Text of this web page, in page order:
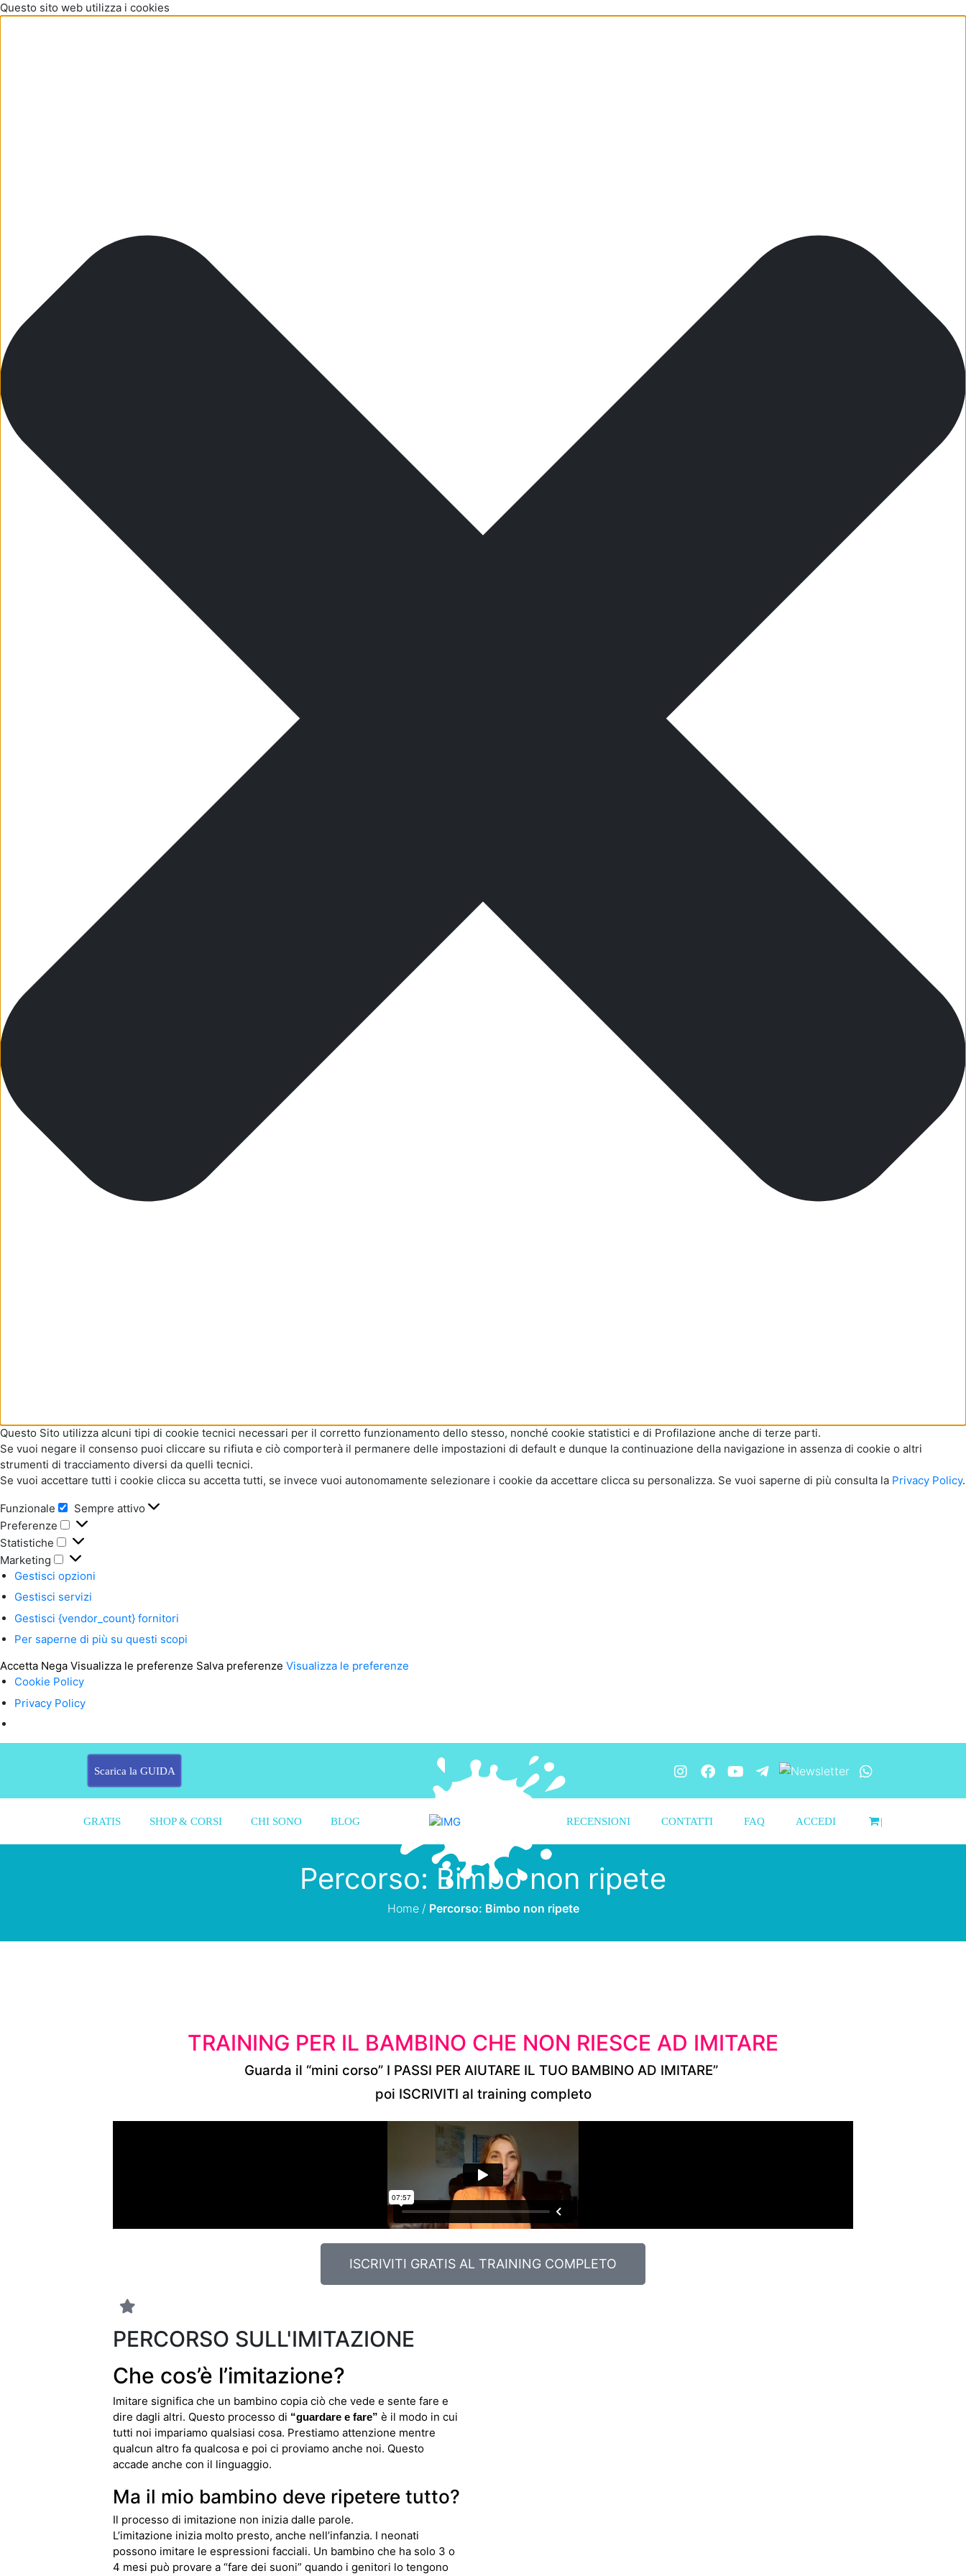
Questo sito web utilizza i cookies
Questo Sito utilizza alcuni tipi di cookie tecnici necessari per il corretto funzionamento dello stesso, nonché cookie statistici e di Profilazione anche di terze parti.
Se vuoi negare il consenso puoi cliccare su rifiuta e ciò comporterà il permanere delle impostazioni di default e dunque la continuazione della navigazione in assenza di cookie o altri
strumenti di tracciamento diversi da quelli tecnici.
Se vuoi accettare tutti i cookie clicca su accetta tutti, se invece vuoi autonomamente selezionare i cookie da accettare clicca su personalizza. Se vuoi saperne di più consulta la Privacy Policy.
Funzionale
Sempre attivo
Preferenze
Statistiche
Marketing
Gestisci opzioni
Gestisci servizi
Gestisci {vendor_count} fornitori
Per saperne di più su questi scopi
Accetta Nega Visualizza le preferenze Salva preferenze Visualizza le preferenze
Cookie Policy
Privacy Policy
Scarica la GUIDA
GRATIS SHOP & CORSI CHI SONO BLOG RECENSIONI CONTATTI FAQ ACCEDI |
Percorso: Bimbo non ripete
Home / Percorso: Bimbo non ripete
TRAINING PER IL BAMBINO CHE NON RIESCE AD IMITARE
Guarda il “mini corso” I PASSI PER AIUTARE IL TUO BAMBINO AD IMITARE”
poi ISCRIVITI al training completo
ISCRIVITI GRATIS AL TRAINING COMPLETO
PERCORSO SULL'IMITAZIONE
Che cos’è l’imitazione?
Imitare significa che un bambino copia ciò che vede e sente fare e
dire dagli altri. Questo processo di “guardare e fare” è il modo in cui
tutti noi impariamo qualsiasi cosa. Prestiamo attenzione mentre
qualcun altro fa qualcosa e poi ci proviamo anche noi. Questo
accade anche con il linguaggio.
Ma il mio bambino deve ripetere tutto?
Il processo di imitazione non inizia dalle parole.
L’imitazione inizia molto presto, anche nell’infanzia. I neonati
possono imitare le espressioni facciali. Un bambino che ha solo 3 o
4 mesi può provare a “fare dei suoni” quando i genitori lo tengono